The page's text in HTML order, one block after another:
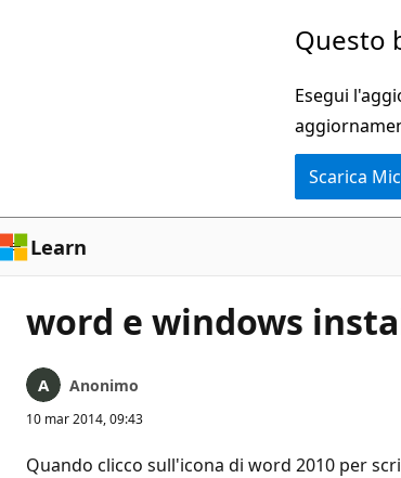
Questo
Esegui
Scarica
Learn
word e windows
Anonimo
10 mar 2014, 09:43
Quando clicco sull'icona di word 2010 per